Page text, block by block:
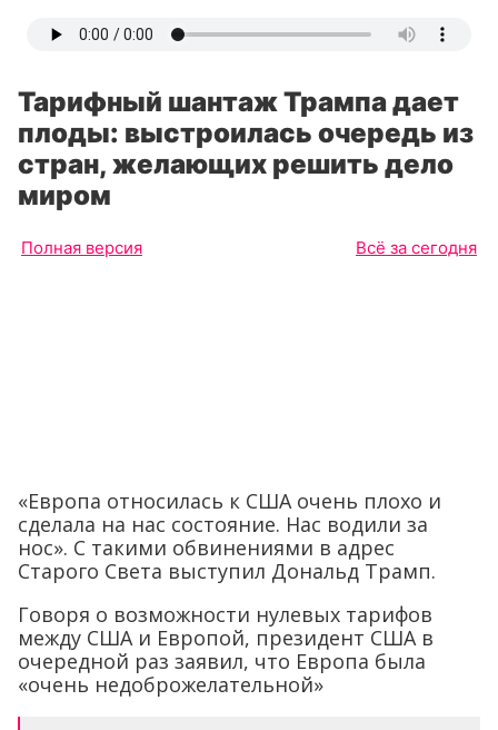
Тарифный шантаж Трампа дает
плоды: выстроилась очередь из
стран, желающих решить дело
миром
Полная версия Всё за сегодня
«Европа относилась к США очень плохо и
сделала на нас состояние. Нас водили за
нос». С такими обвинениями в адрес
Старого Света выступил Дональд Трамп.
Говоря о возможности нулевых тарифов
между США и Европой, президент США в
очередной раз заявил, что Европа была
«очень недоброжелательной»